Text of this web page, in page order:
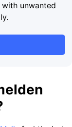
unwanted